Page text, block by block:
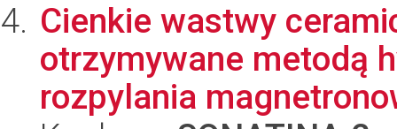
Cienkie wastwy
otrzymywane metodą
rozpylania